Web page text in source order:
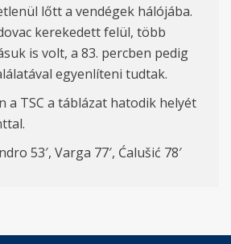
lőtt a vendégek hálójába.
kerekedett felül, több
is volt, a 83. percben pedig
egyenlíteni tudtak.
a TSC a táblázat hatodik helyét
53′, Varga 77′, Ćalušić 78′